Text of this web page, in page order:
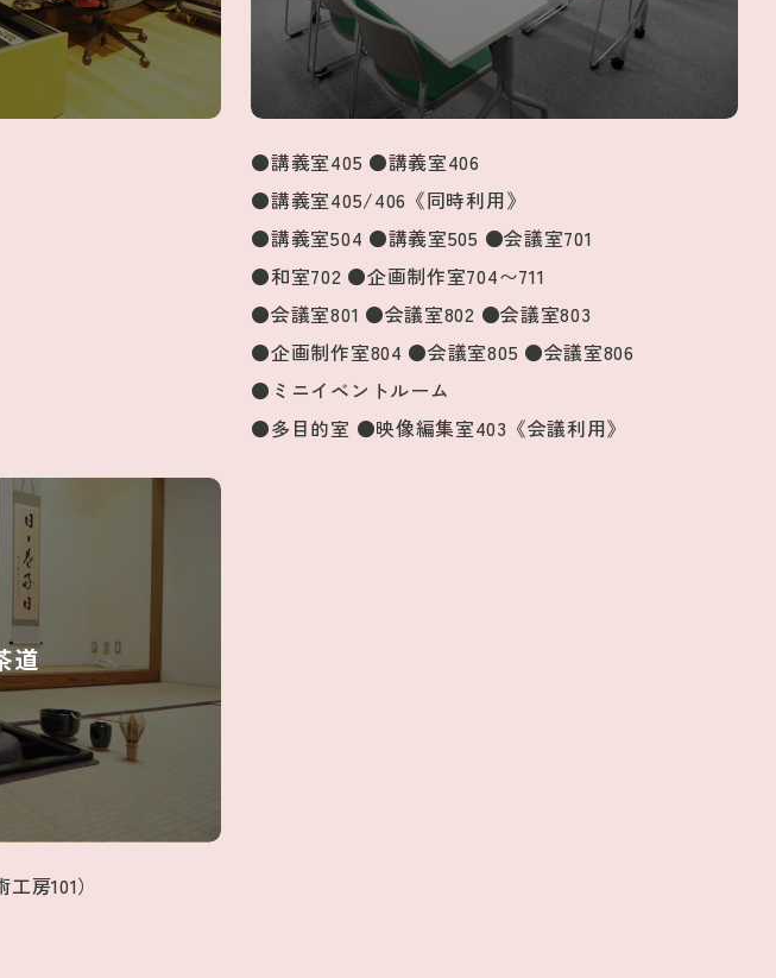
●講義室405 ●講義室406
●講義室405/406《同時利用》
●講義室504 ●講義室505 ●会議室701
●和室702 ●企画制作室704〜711
●会議室801 ●会議室802 ●会議室803
●企画制作室804 ●会議室805 ●会議室806
●ミニイベントルーム
●多目的室 ●映像編集室403《会議利用》
道
房101）